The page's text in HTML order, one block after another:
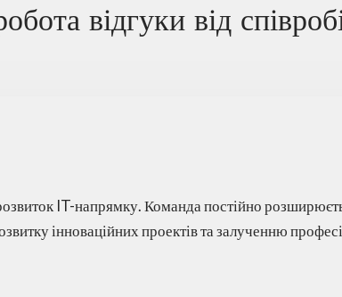
відгуки від
IT-напрямку. Команда постійно
інноваційних проектів та залученню